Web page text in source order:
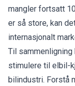
mangler fortsatt
er så store, kan
internasjonalt
Til
stimulere til elbil-
bilindustri. Forstå